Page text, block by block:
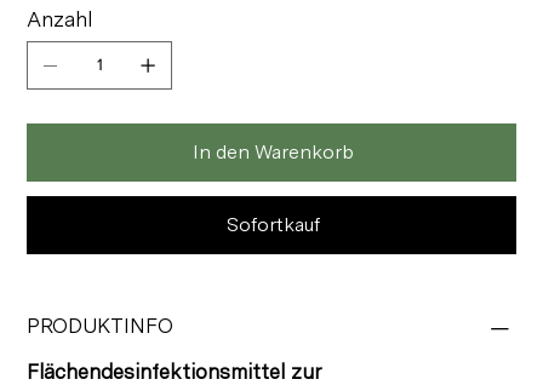
Anzahl
In den Warenkorb
Sofortkauf
PRODUKTINFO
Flächendesinfektionsmittel zur